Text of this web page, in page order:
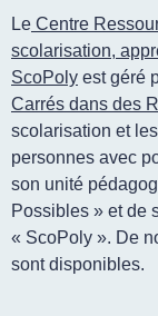
Le Centre
scolarisation,
ScoPoly est géré
Carrés dans des
scolarisation et
personnes avec
son unité
Possibles » et de
« ScoPoly ». De
sont disponibles.